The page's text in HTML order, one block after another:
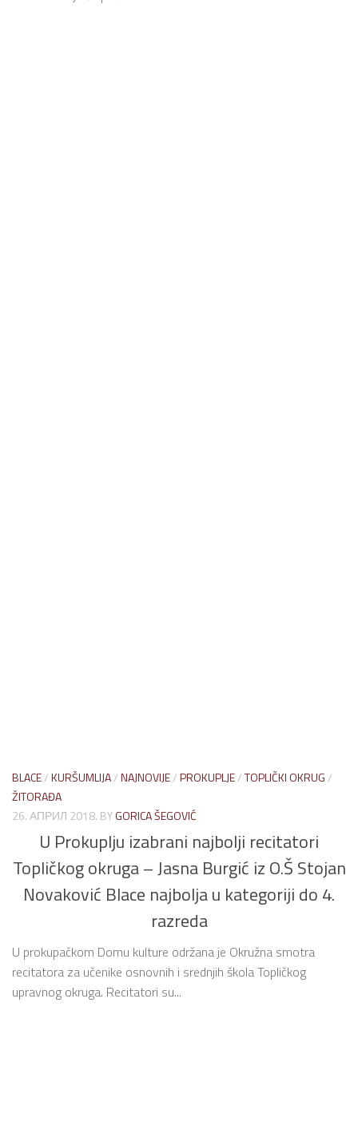
BLACE/KURŠUMLIJA/NAJNOVIJE/PROKUPLJE/TOPLIČKI OKRUG/
ŽITORAĐA
26. АПРИЛ 2018. BYGORICA ŠEGOVIĆ
U Prokuplju izabrani najbolji recitatori
Topličkog okruga – Jasna Burgić iz O.Š Stojan
Novaković Blace najbolja u kategoriji do 4.
razreda
U prokupačkom Domu kulture održana je Okružna smotra
recitatora za učenike osnovnih i srednjih škola Topličkog
upravnog okruga. Recitatori su...